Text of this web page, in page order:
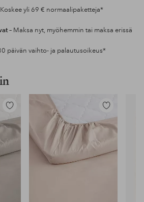
Koskee yli 69 € normaalipaketteja*
– Maksa nyt, myöhemmin tai maksa erissä
päivän vaihto- ja palautusoikeus*
Lisää
suosikkeihin
Lisää
suosikkeihin